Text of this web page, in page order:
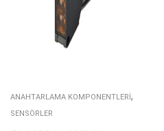
ANAHTARLAMA KOMPONENTLERI,
SENSÖRLER